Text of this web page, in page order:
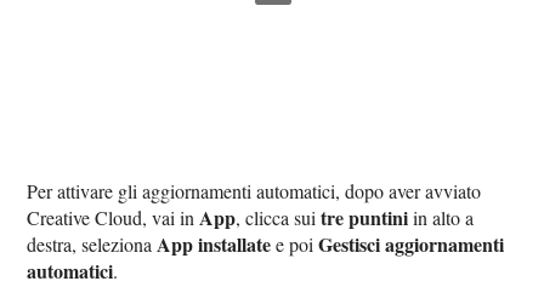
Per attivare gli aggiornamenti automatici, dopo aver avviato
Creative Cloud, vai in App, clicca suitre puntiniin alto a
destra, seleziona App installatee poiGestisci aggiornamenti
automatici.